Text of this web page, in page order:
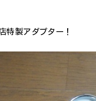
特製アダプター！